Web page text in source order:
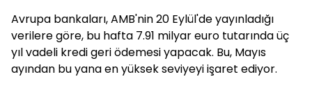
Avrupa bankaları, AMB'nin 20 Eylül'de yayınladığı
verilere göre, bu hafta 7.91 milyar euro tutarında üç
yıl vadeli kredi geri ödemesi yapacak. Bu, Mayıs
ayından bu yana en yüksek seviyeyi işaret ediyor.